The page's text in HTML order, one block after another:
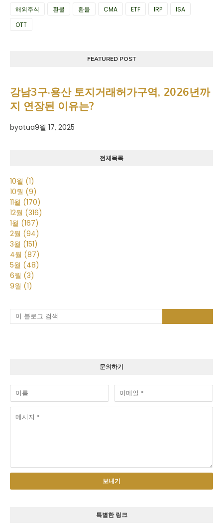
해외주식
환불 환율 CMA ETF IRP
ISA
OTT
FEATURED POST
강남3구·용산 토지거래허가구역, 2026년까
지 연장된 이유는?
byotua9월 17, 2025
전체목록
10월 (1)
10월 (9)
11월 (170)
12월 (316)
1월 (167)
2월 (94)
3월 (151)
4월 (87)
5월 (48)
6월 (3)
9월 (1)
문의하기
특별한 링크